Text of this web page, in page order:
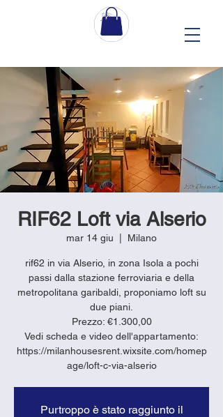
RIF62 Loft via Alserio
mar 14 giu Milano
rif62 in via Alserio, in zona Isola a pochi
passi dalla stazione ferroviaria e della
metropolitana garibaldi, proponiamo loft su
due piani.
Prezzo: €1.300,00
Vedi scheda e video dell'appartamento:
https://milanhousesrent.wixsite.com/homep
age/loft-c-via-alserio
Purtroppo è stato raggiunto il